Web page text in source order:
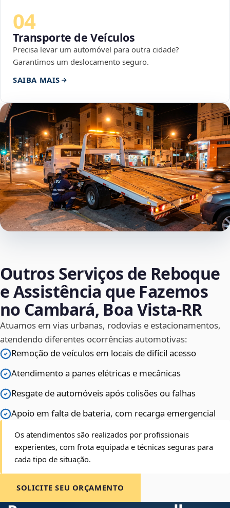
04
Transporte de Veículos
Precisa levar um automóvel para outra cidade?
Garantimos um deslocamento seguro.
SAIBA MAIS
Outros Serviços de Reboque
e Assistência que Fazemos
no Cambará, Boa Vista‑RR
Atuamos em vias urbanas, rodovias e estacionamentos,
atendendo diferentes ocorrências automotivas:
Remoção de veículos em locais de difícil acesso
Atendimento a panes elétricas e mecânicas
Resgate de automóveis após colisões ou falhas
Apoio em falta de bateria, com recarga emergencial
Os atendimentos são realizados por profissionais
experientes, com frota equipada e técnicas seguras para
cada tipo de situação.
SOLICITE SEU ORÇAMENTO